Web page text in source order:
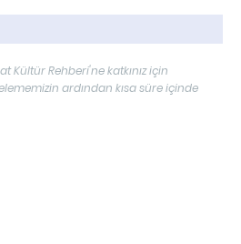
Kültür Rehberi'ne katkınız için
ardından kısa süre içinde